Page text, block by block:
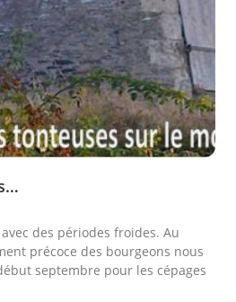
des périodes froides. Au
précoce des bourgeons nous
septembre pour les cépages